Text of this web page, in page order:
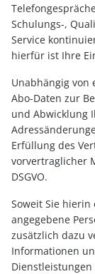
Schulungs-,
Service
hierfür ist Ihre
Unabhängig
Abo-Daten zur
und Abwicklung
Erfüllung des
vorvertraglicher
DSGVO.
Soweit Sie
angegebene
zusätzlich dazu
Informationen